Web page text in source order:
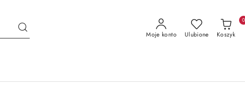
Moje konto Ulubione Koszyk
0